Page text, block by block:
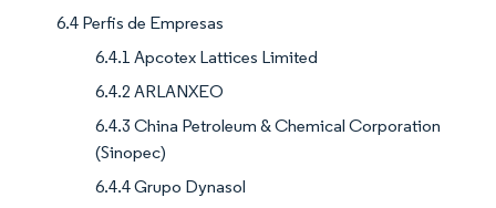
6.4 Perfis de Empresas
6.4.1 Apcotex Lattices Limited
6.4.2 ARLANXEO
6.4.3 China Petroleum & Chemical Corporation
(Sinopec)
6.4.4 Grupo Dynasol